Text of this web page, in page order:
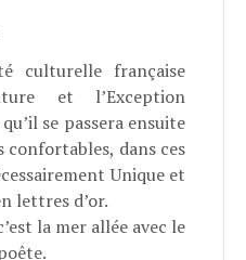
culturelle française
et l’Exception
se passera ensuite
confortables, dans ces
Unique et
lettres d’or.
la mer allée avec le